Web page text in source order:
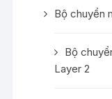
Bộ chuyển
Bộ
Layer 2